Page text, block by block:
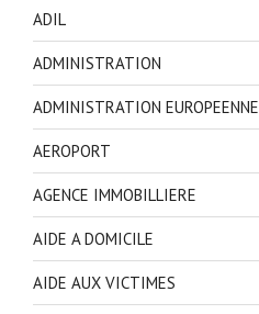
ADIL
ADMINISTRATION
ADMINISTRATION EUROPEENNE
AEROPORT
AGENCE IMMOBILLIERE
AIDE A DOMICILE
AIDE AUX VICTIMES